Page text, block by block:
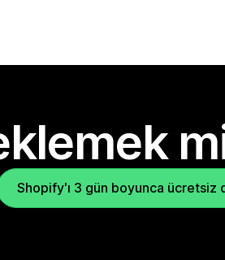
Shopify'ı 3 gün boyunca ücretsiz